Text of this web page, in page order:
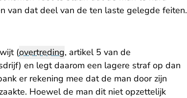
van dat deel van de ten laste gelegde feiten.
(overtreding, artikel 5 van de
en legt daarom een lagere straf op dan
er rekening mee dat de man door zijn
Hoewel de man dit niet opzettelijk